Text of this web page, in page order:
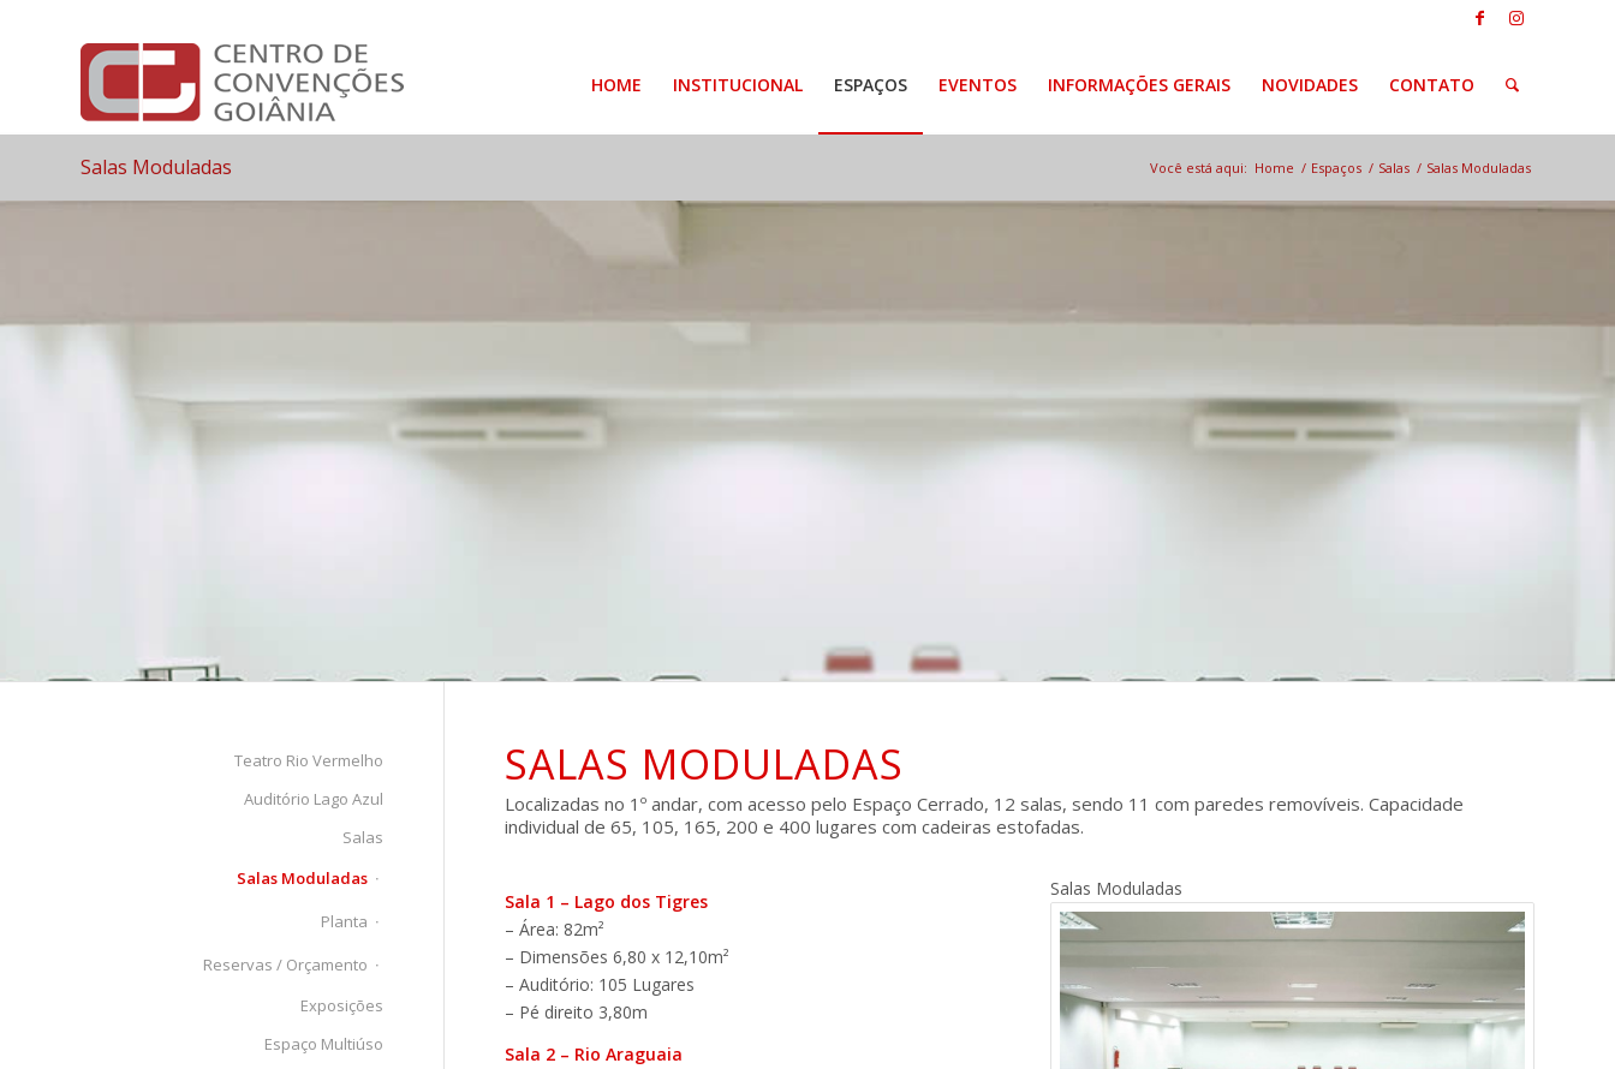
HOME INSTITUCIONAL ESPAÇOS EVENTOS INFORMAÇÕES GERAIS NOVIDADES CONTATO
Salas Moduladas Você está aqui: Home / Espaços / Salas / Salas Moduladas
SALAS MODULADAS
Localizadas no 1º andar, com acesso pelo Espaço Cerrado, 12 salas, sendo 11 com paredes removíveis. Capacidade
individual de 65, 105, 165, 200 e 400 lugares com cadeiras estofadas.
Sala 1 – Lago dos Tigres
– Área: 82m²
– Dimensões 6,80 x 12,10m²
– Auditório: 105 Lugares
– Pé direito 3,80m
Sala 2 – Rio Araguaia
Salas Moduladas
Teatro Rio Vermelho
Auditório Lago Azul
Salas
Salas Moduladas
Planta
Reservas / Orçamento
Exposições
Espaço Multiúso